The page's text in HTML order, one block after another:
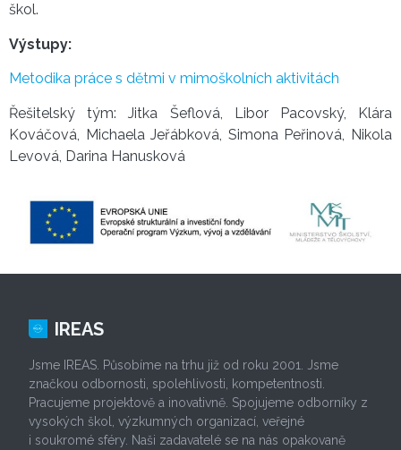
škol.
Výstupy:
Metodika práce s dětmi v mimoškolních aktivitách
Řešitelský tým: Jitka Šeflová, Libor Pacovský, Klára
Kováčová, Michaela Jeřábková, Simona Peřinová, Nikola
Levová, Darina Hanusková
IREAS
Jsme IREAS. Působíme na trhu již od roku 2001. Jsme
značkou odbornosti, spolehlivosti, kompetentnosti.
Pracujeme projektově a inovativně. Spojujeme odborníky z
vysokých škol, výzkumných organizací, veřejné
i soukromé sféry. Naši zadavatelé se na nás opakovaně